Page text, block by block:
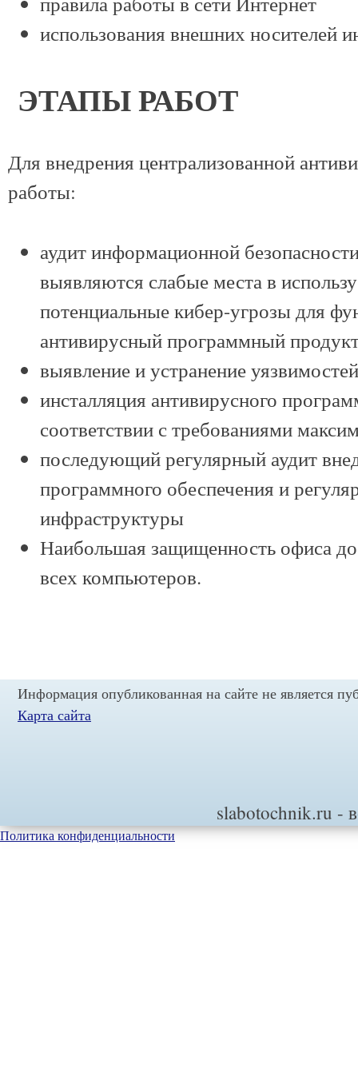
использования внешних носителей
ЭТАПЫ РАБОТ
Для внедрения централизованной
работы:
аудит информационной
выявляются слабые места в
потенциальные кибер-угрозы для
антивирусный программный
выявление и устранение
инсталляция антивирусного
соответствии с требованиями
последующий регулярный аудит
программного обеспечения и
инфраструктуры
Наибольшая защищенность офиса
всех компьютеров.
Информация опубликованная на сайте не является
Карта сайта
slabotochnik.ru -
Политика конфиденциальности